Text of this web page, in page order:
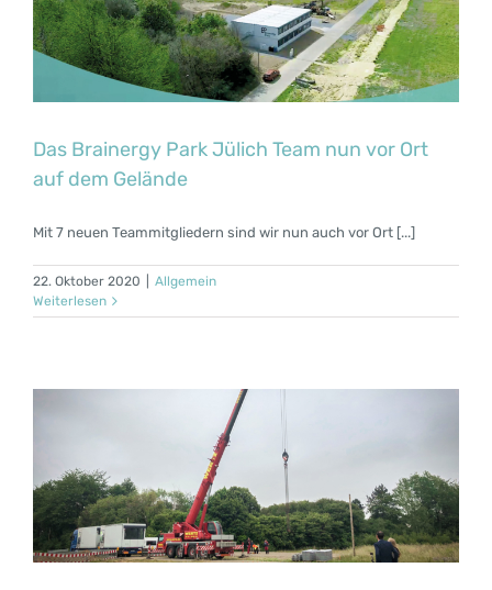
Das Brainergy Park Jülich Team nun vor Ort
auf dem Gelände
Mit 7 neuen Teammitgliedern sind wir nun auch vor Ort [...]
22. Oktober 2020
Allgemein
Weiterlesen